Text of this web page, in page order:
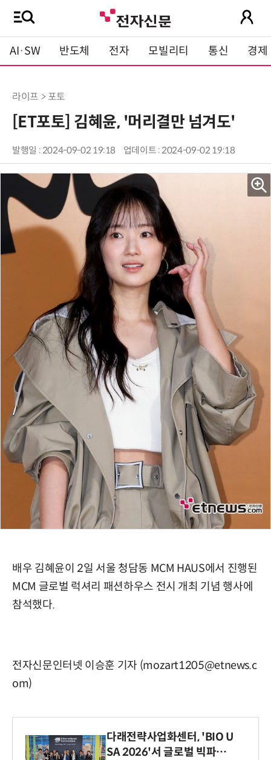
AI·SW 반도체 전자 모빌리티 통신 경제
라이프 > 포토
[ET포토] 김혜윤, '머리결만 넘겨도'
발행일 : 2024-09-02 19:18 업데이트 : 2024-09-02 19:18
배우 김혜윤이 2일 서울 청담동 MCM HAUS에서 진행된
MCM 글로벌 럭셔리 패션하우스 전시 개최 기념 행사에
참석했다.
전자신문인터넷 이승훈 기자 (mozart1205@etnews.c
om)
다래전략사업화센터, 'BIO U
SA 2026'서 글로벌 빅파마